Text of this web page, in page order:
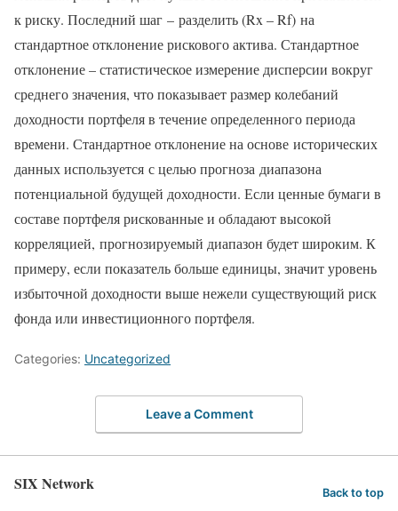
к риску. Последний шаг – разделить (Rx – Rf) на
стандартное отклонение рискового актива. Стандартное
отклонение – статистическое измерение дисперсии вокруг
среднего значения, что показывает размер колебаний
доходности портфеля в течение определенного периода
времени. Стандартное отклонение на основе исторических
данных используется с целью прогноза диапазона
потенциальной будущей доходности. Если ценные бумаги в
составе портфеля рискованные и обладают высокой
корреляцией, прогнозируемый диапазон будет широким. К
примеру, если показатель больше единицы, значит уровень
избыточной доходности выше нежели существующий риск
фонда или инвестиционного портфеля.
Categories: Uncategorized
Leave a Comment
SIX Network Back to top